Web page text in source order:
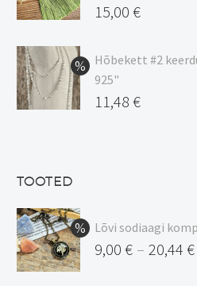
20,44 €
Algne
oli:
17,00 €.
15,00 €
hind
on:
15,00 €.
Hõbekett #2
925"
Algne
11,48 €
TOOTED
Lõvi sodiaagi
9,00 € – 20,44 €